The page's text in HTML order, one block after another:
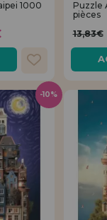
1000
Puzzle
pièces
13,83€
-10%